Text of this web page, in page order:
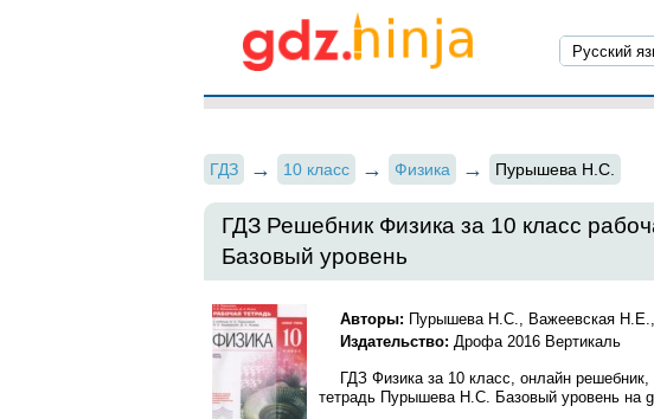
ГДЗ 10 класс Физика Пурышева Н.С.
ГДЗ Решебник Физика за 10 класс
Базовый уровень
Авторы: Пурышева Н.С., Важеевская
Издательство:Дрофа 2016 Вертикаль
ГДЗ Физика за 10 класс, онлайн
тетрадь Пурышева Н.С. Базовый уровень на